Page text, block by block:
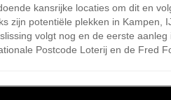
kansrijke locaties om dit en
zijn potentiële plekken in Kampen,
volgt nog en de eerste
Postcode Loterij en de Fred